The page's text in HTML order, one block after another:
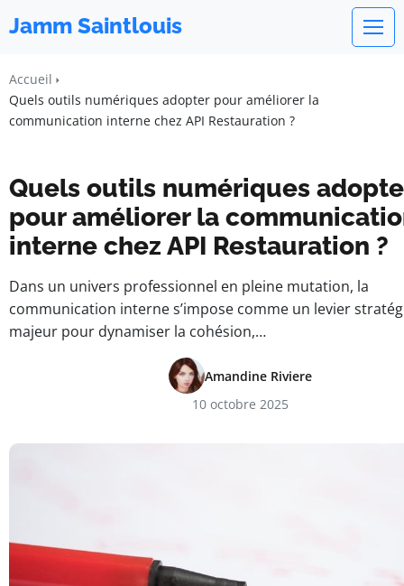
Jamm Saintlouis
Accueil
Quels outils numériques adopter pour améliorer la
communication interne chez API Restauration ?
Quels outils numériques
pour améliorer la
interne chez API Restauration ?
Dans un univers professionnel en pleine mutation, la
communication interne s’impose comme un levier
majeur pour dynamiser la cohésion,…
Amandine Riviere
10 octobre 2025